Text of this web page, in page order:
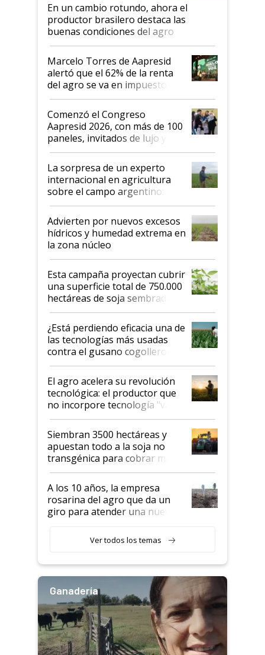
En un cambio rotundo, ahora el
productor brasilero destaca las
buenas condiciones del agro
argentino para invertir: "Los veo
más motivados"
Marcelo Torres de Aapresid
alertó que el 62% de la renta
del agro se va en impuestos:
"No es bueno que en
Argentina se sigan discutiendo
las mismas cosas de hace 50
años"
Comenzó el Congreso
Aapresid 2026, con más de 100
paneles, invitados de lujo y
todas las tendencias
La sorpresa de un experto
internacional en agricultura
sobre el campo argentino:
"Estoy muy impresionado"
Advierten por nuevos excesos
hídricos y humedad extrema en
la zona núcleo
Esta campaña proyectan cubrir
una superficie total de 750.000
hectáreas de soja sembradas
con una nueva generación de
variedades que marcan un
salto tecnológico en genética y
rendimiento
¿Está perdiendo eficacia una de
las tecnologías más usadas
contra el gusano cogollero? El
desafío de una tecnología clave
El agro acelera su revolución
tecnológica: el productor que
no incorpore tecnología "va a
perder el tren"
Siembran 3500 hectáreas y
apuestan todo a la soja no
transgénica para cobrar más
por tonelada: compraron un
semillero
A los 10 años, la empresa
rosarina del agro que da un
giro para atender una nueva
Ver todos los temas
Ganadería